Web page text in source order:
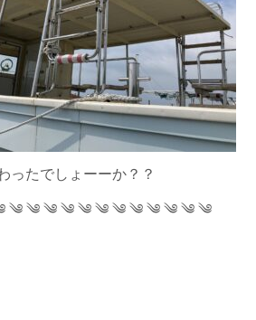
ったでしょーーか？？
༄ ༄ ༄ ༄ ༄ ༄ ༄ ༄ ༄ ༄ ༄ ༄